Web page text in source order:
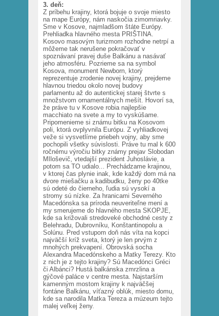
3. deň:
Z príbehu krajiny, ktorá bojuje o svoje miesto
na mape Európy, nám naskočia zimomriavky.
Sme v Kosove, najmladšom štáte Európy.
Prehliadka hlavného mesta PRIŠTINA.
Kosovo masovým turizmom rozhodne netrpí a
môžeme tak nerušene pokračovať v
spoznávaní pravej duše Balkánu a nasávať
jeho atmosféru. Pozrieme sa na symbol
Kosova, monument Newborn, ktorý
reprezentuje zrodenie novej krajiny, prejdeme
hlavnou triedou okolo novej budovy
parlamentu až do autentickej starej štvrte s
množstvom ornamentálnych mešít. Hovorí sa,
že práve tu v Kosove robia najlepšie
macchiato na svete a my to vyskúšame.
Pripomenieme si známu bitku na Kosovom
poli, ktorá ovplyvnila Európu. Z vyhliadkovej
veže si vysvetlíme priebeh vojny, aby sme
pochopili všetky súvislosti. Práve tu mal k 600
ročnému výročiu bitky známy prejav Slobodan
MIloševič, vtedajší prezident Juhoslávie, a
potom sa TO udialo... Prechádzame krajinou,
v ktorej čas plynie inak, kde každý dom má na
dvore miešačku a kadibudku, ženy po 40tke
sú odeté do čierneho, ľudia sú vysokí a
stromy sú nízke. Za hranicami Severného
Macedónska sa príroda neuveriteľne mení a
my smerujeme do hlavného mesta SKOPJE,
kde sa križovali stredoveké obchodné cesty z
Belehradu, Dubrovníku, Konštantinopolu a
Solúnu. Pred vstupom doň nás víta na kopci
najväčší kríž sveta, ktorý je len prvým z
mnohých prekvapení. Obrovská socha
Alexandra Macedónskeho a Matky Terezy. Kto
z nich je z tejto krajiny? Sú Macedónci Gréci
či Albánci? Hustá balkánska zmrzlina a
gýčové paláce v centre mesta. Najstarším
kamenným mostom krajiny k najväčšej
fontáne Balkánu, víťazný oblúk, miesto domu,
kde sa narodila Matka Tereza a múzeum tejto
malej veľkej ženy.